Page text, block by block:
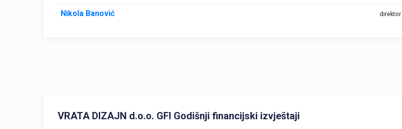
Nikola Banović direktor
VRATA DIZAJN d.o.o. GFI Godišnji financijski izvještaji